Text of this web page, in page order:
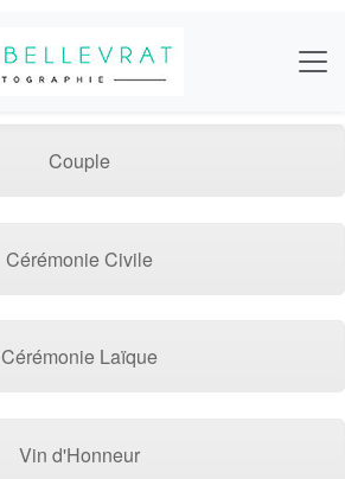
Couple
Cérémonie Civile
Cérémonie Laïque
Vin d'Honneur